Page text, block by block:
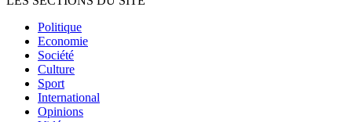
Politique
Economie
Société
Culture
Sport
International
Opinions